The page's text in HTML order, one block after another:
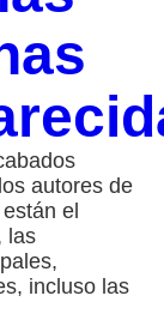
autores de
el
las
incluso las